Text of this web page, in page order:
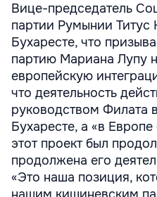
Вице-председатель
партии Румынии Титус
Бухаресте, что
партию Мариана Лупу
европейскую
что деятельность
руководством Филата
Бухаресте, а «в Европе
этот проект был
продолжена его
«Это наша позиция,